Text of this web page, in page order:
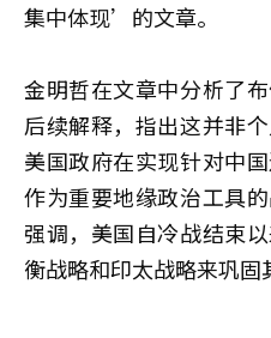
集中体现’的文章。
金明哲在文章中分析了
后续解释，指出这并非
美国政府在实现针对中
作为重要地缘政治工具
强调，美国自冷战结束
衡战略和印太战略来巩固